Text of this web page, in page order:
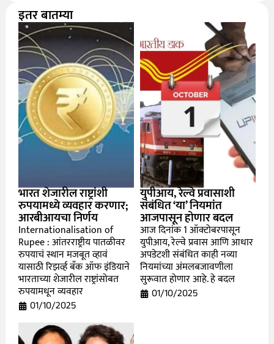
इतर बातम्या
भारत शेजारील राष्ट्रांशी
रुपयामध्ये व्यवहार करणार;
आरबीआयचा निर्णय
Internationalisation of
Rupee : आंतरराष्ट्रीय पातळीवर
रुपयाचं स्थान मजबूत व्हावं
यासाठी रिझर्व्ह बँक ऑफ इंडियाने
भारताच्या शेजारील राष्ट्रांसोबत
रुपयामधून व्यवहार
01/10/2025
युपीआय, रेल्वे प्रवासाशी
संबंधित ‘या’ नियमांत
आजपासून होणार बदल
आज दिनांक 1 ऑक्टोबरपासून
युपीआय, रेल्वे प्रवास आणि आधार
अपडेटशी संबंधित काही नव्या
नियमांच्या अंमलबजावणीला
सुरूवात होणार आहे. हे बदल
01/10/2025